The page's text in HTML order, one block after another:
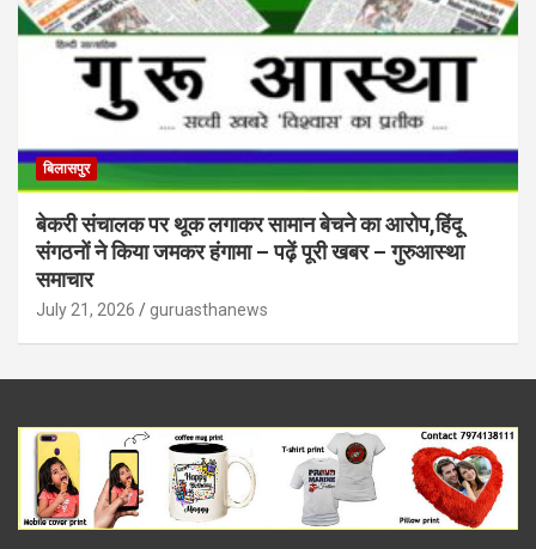
बिलासपुर
बेकरी संचालक पर थूक लगाकर सामान बेचने का आरोप,हिंदू
संगठनों ने किया जमकर हंगामा – पढ़ें पूरी खबर – गुरुआस्था
समाचार
July 21, 2026 guruasthanews